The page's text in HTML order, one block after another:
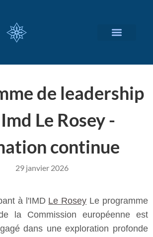
de leadership
Le Rosey -
continue
29 janvier 2026
à l'IMD Le Rosey Le programme
la Commission européenne est
dans une exploration profonde